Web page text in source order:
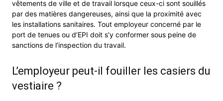
vêtements de ville et de travail lorsque ceux-ci sont souillés
par des matières dangereuses, ainsi que la proximité avec
les installations sanitaires. Tout employeur concerné par le
port de tenues ou d’EPI doit s’y conformer sous peine de
sanctions de l’inspection du travail.
L’employeur peut-il fouiller les casiers du
vestiaire ?